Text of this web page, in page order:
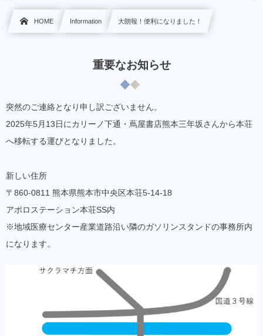
HOME Information 大朗報！便利になりました！
重要なお知らせ
突然のご連絡となり申し訳ございません。
2025年5月13日にカリーノ下通・蔦屋書店熊本三年坂さんから本荘
へ移転する運びとなりました。
新しい住所
〒860-0811 熊本県熊本市中央区本荘5-14-18
アポロステーション本荘SS内
※地域医療センター産業道路沿い隣のガソリンスタンドの事務所内
になります。